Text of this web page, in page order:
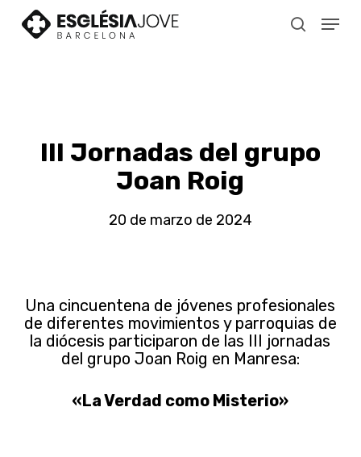
search
Menu
III Jornadas del grupo
Joan Roig
20 de marzo de 2024
Una cincuentena de jóvenes profesionales
de diferentes movimientos y parroquias de
la diócesis participaron de las III jornadas
del grupo Joan Roig en Manresa:
«La Verdad como Misterio»